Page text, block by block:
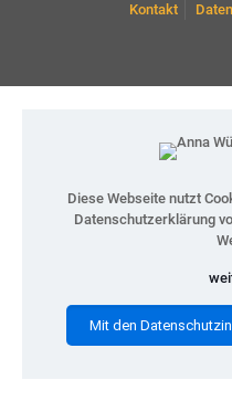
Kontakt
Diese Webseite nutzt
Datenschutzerklärung
Mit den